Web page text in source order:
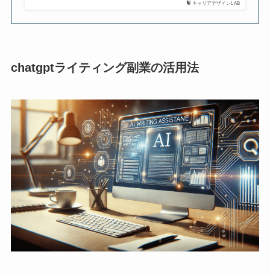
キャリアデザインLAB
chatgptライティング副業の活用法